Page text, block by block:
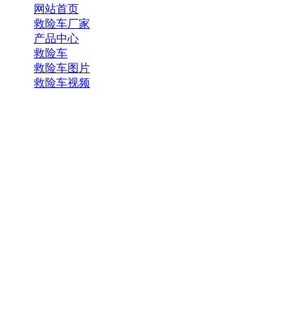
网站首页
救险车厂家
产品中心
救险车
救险车图片
救险车视频